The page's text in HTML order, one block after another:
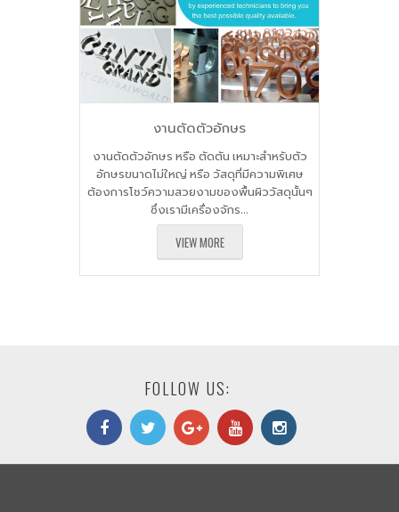
งานตัดตัวอักษร
งานตัดตัวอักษร หรือ ตัดตัน เหมาะสำหรับตัว
อักษรขนาดไม่ใหญ่ หรือ วัสดุที่มีความพิเศษ
ต้องการโชว์ความสวยงามของพื้นผิววัสดุนั้นๆ
ซึ่งเรามีเครื่องจักร...
VIEW MORE
FOLLOW US: